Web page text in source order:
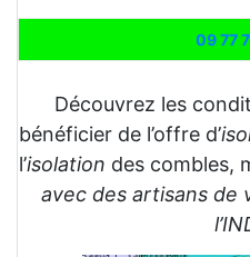
09 77
Découvrez les
bénéficier de l’offre d’
l’isolation des combles,
avec des artisans